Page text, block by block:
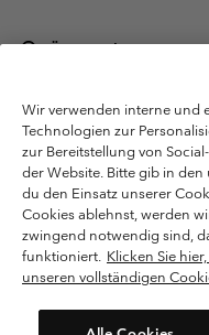
Österreich
Columbia Sportswear
Bergheim, Salzburg
Nutzungsbedingungen
Datenschutzerklärung
Bestimmungen und
Nutzungsbedingungen Für
Cookies
Kundenservice: Mo- Fr. 9:00 -
Wir verwenden interne und
Technologien zur
zur Bereitstellung von
der Website. Bitte gib in
du den Einsatz unserer
Cookies ablehnst, werden
zwingend notwendig sind,
funktioniert. Klicken Sie
unseren vollständigen
Bitte wählen Sie